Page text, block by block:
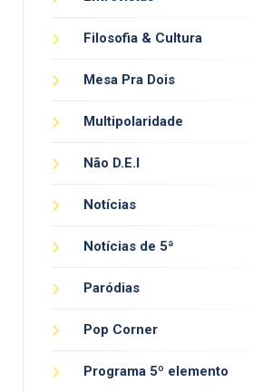
Filosofia & Cultura
Mesa Pra Dois
Multipolaridade
Não D.E.I
Notícias
Notícias de 5ª
Paródias
Pop Corner
Programa 5º elemento